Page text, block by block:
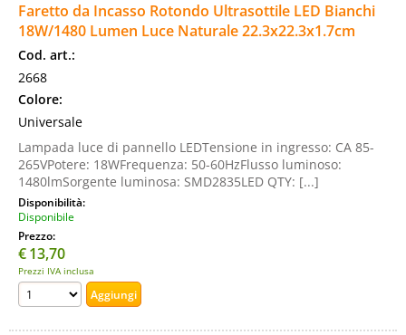
Faretto da Incasso Rotondo Ultrasottile LED Bianchi
18W/1480 Lumen Luce Naturale 22.3x22.3x1.7cm
Cod. art.:
2668
Colore:
Universale
Lampada luce di pannello LEDTensione in ingresso: CA 85-
265VPotere: 18WFrequenza: 50-60HzFlusso luminoso:
1480lmSorgente luminosa: SMD2835LED QTY: [...]
Disponibilità:
Disponibile
Prezzo:
€13,70
Prezzi IVA inclusa